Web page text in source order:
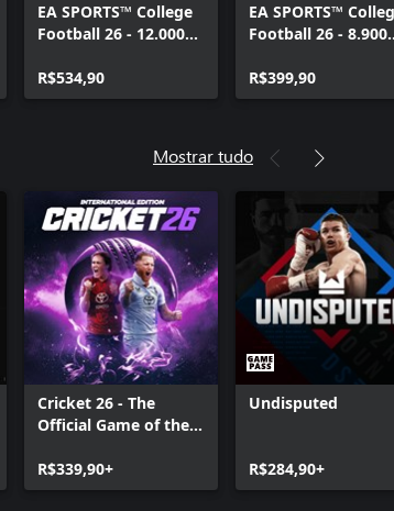
EA SPORTS™ College
Football 26 - 12.000
Points
R$534,90
EA SPORTS™
Football 26 - 8.900
Points
R$399,90
Mostrar tudo
Cricket 26 - The
Official Game of the
R$339,90+
Undisputed
R$284,90+